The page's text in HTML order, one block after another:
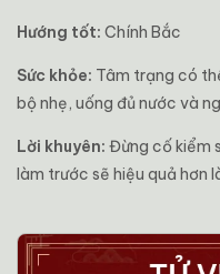
Hướng tốt: Chính Bắc
Sức khỏe: Tâm trạng có
bộ nhẹ, uống đủ nước và
Lời khuyên: Đừng cố kiểm
làm trước sẽ hiệu quả hơn